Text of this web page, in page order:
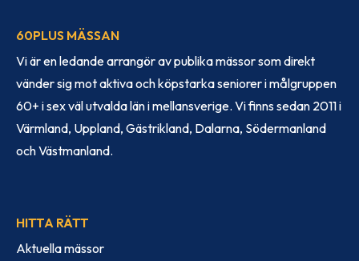
60PLUS MÄSSAN
Vi är en ledande arrangör av publika mässor som direkt
vänder sig mot aktiva och köpstarka seniorer i målgruppen
60+ i sex väl utvalda län i mellansverige. Vi finns sedan 2011 i
Värmland, Uppland, Gästrikland, Dalarna, Södermanland
och Västmanland.
HITTA RÄTT
Aktuella mässor